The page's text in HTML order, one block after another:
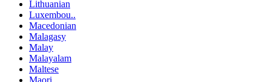
Lithuanian
Luxembou..
Macedonian
Malagasy
Malay
Malayalam
Maltese